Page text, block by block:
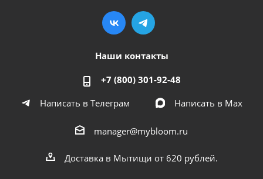
Наши контакты
+7 (800) 301-92-48
Написать в Телеграм
Написать в Мах
manager@mybloom.ru
Доставка в Мытищи от 620 рублей.